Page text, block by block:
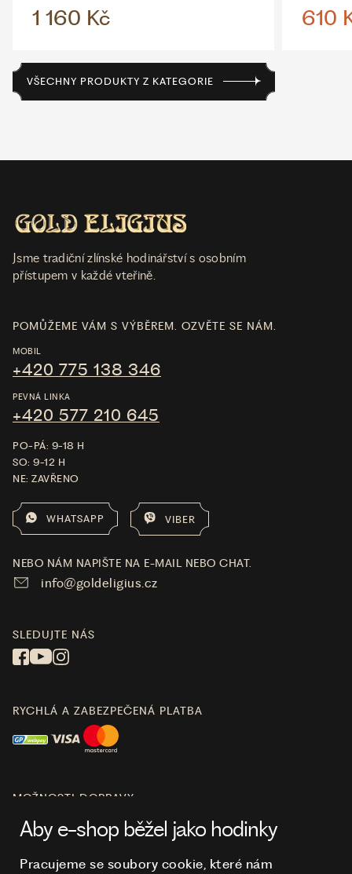
1 160 Kč 610
VŠECHNY PRODUKTY Z KATEGORIE
Jsme tradiční zlínské hodinářství s osobním
přístupem v každé vteřině.
POMŮŽEME VÁM S VÝBĚREM. OZVĚTE SE NÁM.
MOBIL
+420 775 138 346
PEVNÁ LINKA
+420 577 210 645
PO-PÁ: 9-18 H
SO: 9-12 H
NE: ZAVŘENO
WHATSAPP VIBER
NEBO NÁM NAPIŠTE NA E-MAIL NEBO CHAT.
info@goldeligius.cz
SLEDUJTE NÁS
RYCHLÁ A ZABEZPEČENÁ PLATBA
MOŽNOSTI DOPRAVY
Aby e-shop běžel jako hodinky
Pracujeme se soubory cookie, které nám